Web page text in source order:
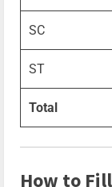
SC
ST
Total
How to